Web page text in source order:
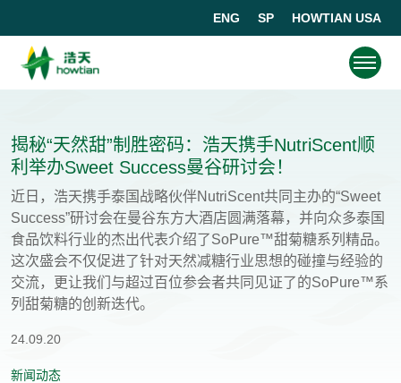
ENG SP HOWTIAN USA
揭秘“天然甜”制胜密码：浩天携手NutriScent顺
利举办Sweet Success曼谷研讨会！
近日，浩天携手泰国战略伙伴NutriScent共同主办的“Sweet
Success”研讨会在曼谷东方大酒店圆满落幕，并向众多泰国
食品饮料行业的杰出代表介绍了SoPure™甜菊糖系列精品。
这次盛会不仅促进了针对天然减糖行业思想的碰撞与经验的
交流，更让我们与超过百位参会者共同见证了的SoPure™系
列甜菊糖的创新迭代。
24.09.20
新闻动态